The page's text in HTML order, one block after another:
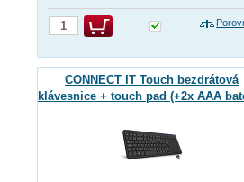
CONNECT IT Touch bezdrátová
klávesnice + touch pad (+2x AAA